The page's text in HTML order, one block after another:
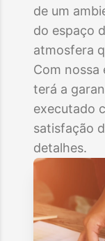
de um
do espaço
atmosfera
Com nossa
terá a
executado
satisfação
detalhes.